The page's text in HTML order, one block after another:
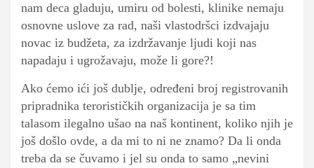
nam deca gladuju, umiru od bolesti, klinike nemaju
osnovne uslove za rad, naši vlastodršci izdvajaju
novac iz budžeta, za izdržavanje ljudi koji nas
napadaju i ugrožavaju, može li gore?!
Ako ćemo ići još dublje, određeni broj registrovanih
pripradnika terorističkih organizacija je sa tim
talasom ilegalno ušao na naš kontinent, koliko njih je
još došlo ovde, a da mi to ni ne znamo? Da li onda
treba da se čuvamo i jel su onda to samo „nevini